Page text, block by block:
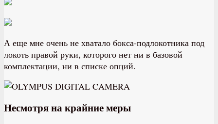
А еще мне очень не хватало бокса-подлокотника под
локоть правой руки, которого нет ни в базовой
комплектации, ни в списке опций.
Несмотря на крайние меры